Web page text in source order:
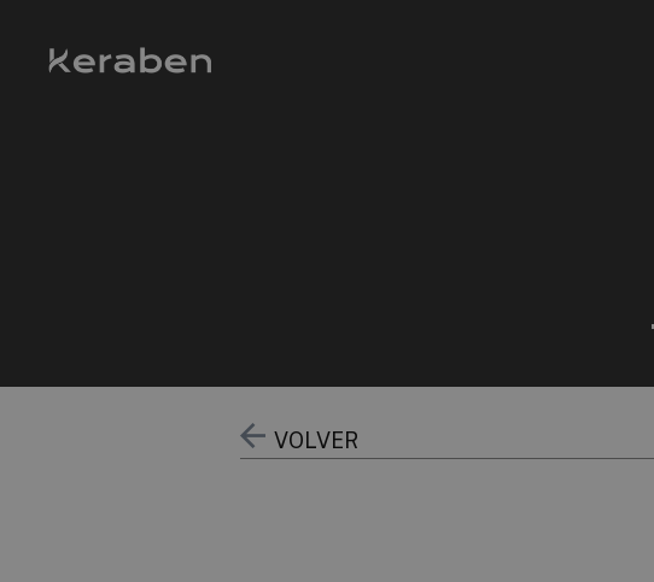
VOLVER